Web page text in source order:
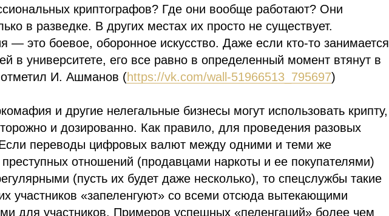
криптографов? Где они вообще работают? Они
в разведке. В других местах их просто не существует.
— это боевое, оборонное искусство. Даже если кто-то занимается
в университете, его все равно в определенный момент втянут в
отметил И. Ашманов (https://vk.com/wall-51966513_795697)
и другие нелегальные бизнесы могут использовать крипту,
и дозированно. Как правило, для проведения разовых
Если переводы цифровых валют между одними и теми же
преступных отношений (продавцами наркоты и ее покупателями)
(пусть их будет даже несколько), то спецслужбы такие
участников «запеленгуют» со всеми отсюда вытекающими
для участников. Примеров успешных «пеленгаций» более чем